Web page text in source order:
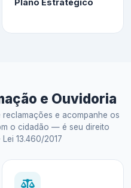
Plano Estratégico
e Ouvidoria
e acompanhe os
o cidadão — é seu direito
Lei 13.460/2017